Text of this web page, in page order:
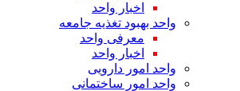
اخبار واحد
واحد بهبود تغذیه جامعه
معرفی واحد
اخبار واحد
واحد امور دارویی
واحد امور ساختمانی